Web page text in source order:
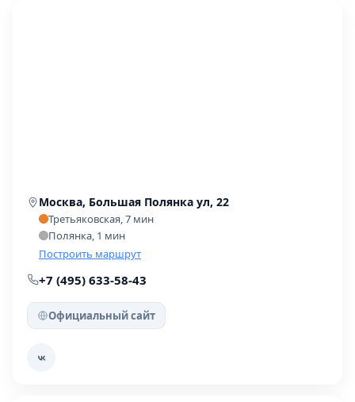
Москва, Большая Полянка ул, 22
Третьяковская, 7 мин
Полянка, 1 мин
Построить маршрут
+7 (495) 633-58-43
Официальный сайт